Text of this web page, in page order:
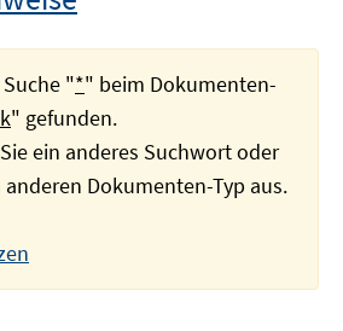
"*" beim Dokumenten-
" gefunden.
ein anderes Suchwort oder
Dokumenten-Typ aus.